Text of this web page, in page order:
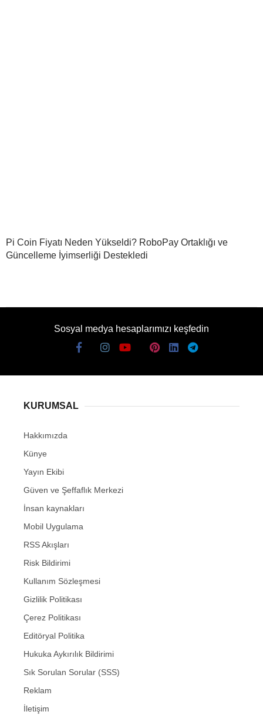
Pi Coin Fiyatı Neden Yükseldi? RoboPay Ortaklığı ve
Güncelleme İyimserliği Destekledi
Sosyal medya hesaplarımızı keşfedin
KURUMSAL
Hakkımızda
Künye
Yayın Ekibi
Güven ve Şeffaflık Merkezi
İnsan kaynakları
Mobil Uygulama
RSS Akışları
Risk Bildirimi
Kullanım Sözleşmesi
Gizlilik Politikası
Çerez Politikası
Editöryal Politika
Hukuka Aykırılık Bildirimi
Sık Sorulan Sorular (SSS)
Reklam
İletişim